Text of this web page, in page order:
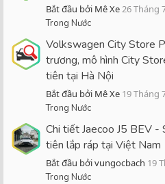
Bắt đầu bởi Mê Xe26 Tháng
Trong Nước
Volkswagen City Store
trương, mô hình City
tiên tại Hà Nội
Bắt đầu bởi Mê Xe 19 Tháng
Trong Nước
Chi tiết Jaecoo J5 BEV -
tiên lắp ráp tại Việt Nam
Bắt đầu bởi vungocbach 19
Trong Nước